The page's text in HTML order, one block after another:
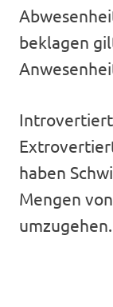
beklagen
haben
Mengen
umzugehen.